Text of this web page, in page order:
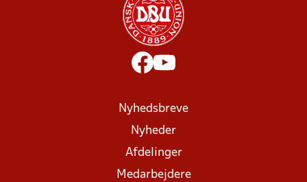
Nyhedsbreve
Nyheder
Afdelinger
Medarbejdere